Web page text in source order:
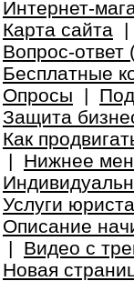
Интернет-
Карта сайта
Вопрос-ответ
Бесплатные
Опросы |
Защита
Как
| Нижнее
Услуги юриста
Описание
| Видео с
Новая